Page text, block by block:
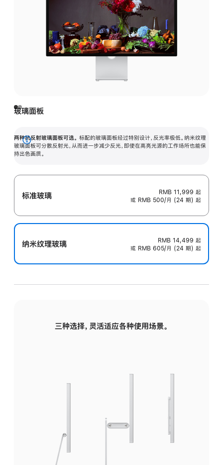
玻璃面板
两种抗反射玻璃面板可选。 标配的玻璃面板经过特别设计，反光率极低。纳米纹理
玻璃面板可分散反射光，从而进一步减少反光，即使在高亮光源的工作场所也能保
持出色画质。
展
开
标准玻璃 RMB 11,999 起
或 RMB 500/月 (24 期) 起
纳米纹理玻璃 RMB 14,499 起
或 RMB 605/月 (24 期) 起
三种选择，灵活适应各种使用场景。